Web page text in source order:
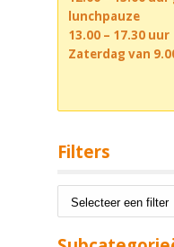
lunchpauze
13.00 – 17.30 uur
Zaterdag van
Filters